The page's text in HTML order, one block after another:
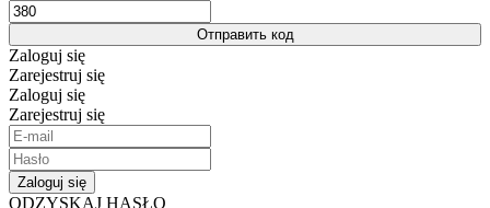
Отправить код
Zaloguj się
Zarejestruj się
Zaloguj się
Zarejestruj się
Zaloguj się
ODZYSKAJ HASŁO